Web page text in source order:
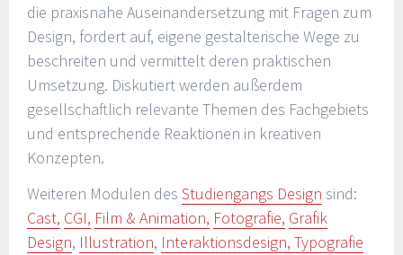
die praxisnahe Auseinandersetzung mit Fragen zum
Design, fordert auf, eigene gestalterische Wege zu
beschreiten und vermittelt deren praktischen
Umsetzung. Diskutiert werden außerdem
gesellschaftlich relevante Themen des Fachgebiets
und entsprechende Reaktionen in kreativen
Konzepten.
Weiteren Modulen des Studiengangs Design sind:
Cast, CGI, Film & Animation, Fotografie, Grafik
Design, Illustration, Interaktionsdesign, Typografie